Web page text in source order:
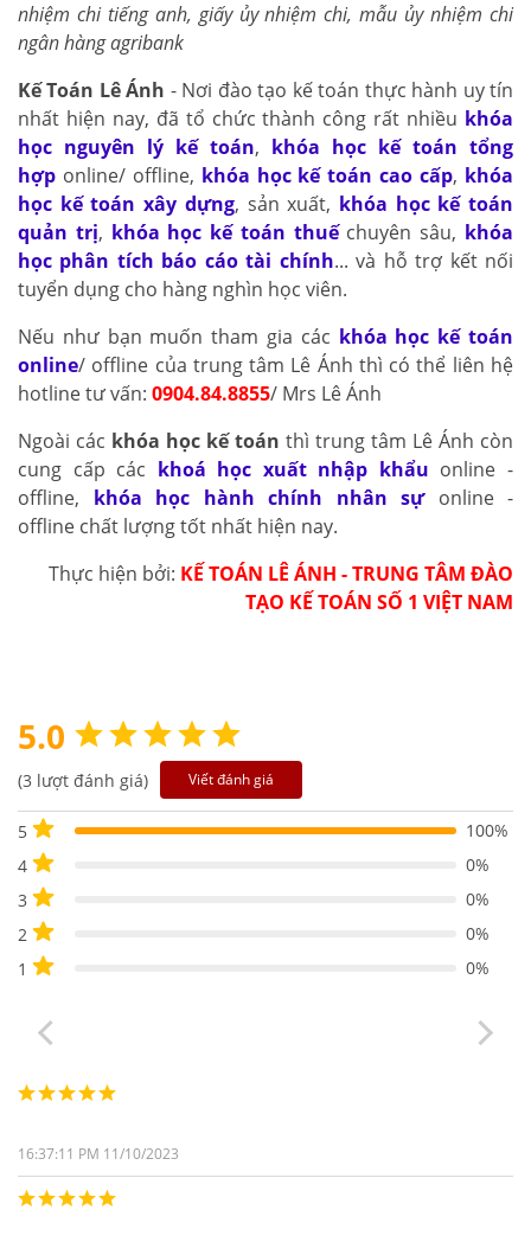
nhiệm chi tiếng anh, giấy ủy nhiệm chi, mẫu ủy nhiệm chi
ngân hàng agribank
Kế Toán Lê Ánh - Nơi đào tạo kế toán thực hành uy tín
nhất hiện nay, đã tổ chức thành công rất nhiều khóa
học nguyên lý kế toán, khóa học kế toán tổng
hợp online/ offline, khóa học kế toán cao cấp, khóa
học kế toán xây dựng, sản xuất, khóa học kế toán
quản trị, khóa học kế toán thuếchuyên sâu, khóa
học phân tích báo cáo tài chính... và hỗ trợ kết nối
tuyển dụng cho hàng nghìn học viên.
Nếu như bạn muốn tham gia các khóa học kế toán
online/ offline của trung tâm Lê Ánh thì có thể liên hệ
hotline tư vấn: 0904.84.8855/ Mrs Lê Ánh
Ngoài các khóa học kế toán thì trung tâm Lê Ánh còn
cung cấp các khoá học xuất nhập khẩu online -
offline, khóa học hành chính nhân sựonline -
offline chất lượng tốt nhất hiện nay.
Thực hiện bởi: KẾ TOÁN LÊ ÁNH - TRUNG TÂM ĐÀO
TẠO KẾ TOÁN SỐ 1 VIỆT NAM
5.0
(3 lượt đánh giá) Viết đánh giá
5
100%
4
0%
3
0%
2
0%
1
0%
16:37:11 PM 11/10/2023